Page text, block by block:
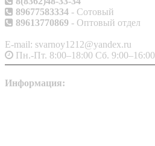
89677583334 - Сотовый
89613770869 - Оптовый отдел
E-mail: svarnoy1212@yandex.ru
Пн.-Пт. 8:00–18:00 Сб. 9:00–16:00
Информация: